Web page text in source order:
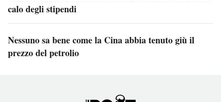
calo degli stipendi
Nessuno sa bene come la Cina abbia tenuto giù il
prezzo del petrolio